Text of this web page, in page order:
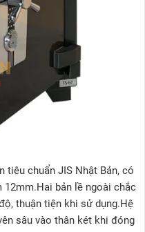
tiêu chuẩn JIS Nhật Bản, có
12mm.Hai bản lề ngoài chắc
thuận tiện khi sử dụng.Hệ
sâu vào thân két khi đóng